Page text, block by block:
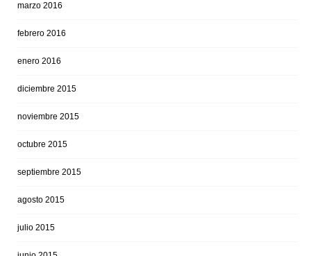
marzo 2016
febrero 2016
enero 2016
diciembre 2015
noviembre 2015
octubre 2015
septiembre 2015
agosto 2015
julio 2015